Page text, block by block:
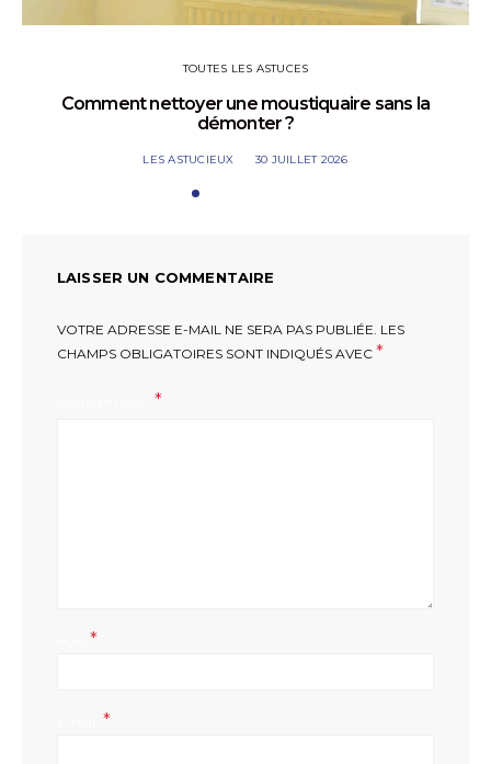
TOUTES LES ASTUCES
Comment nettoyer une moustiquaire sans la
démonter ?
LES ASTUCIEUX 30 JUILLET 2026
LAISSER UN COMMENTAIRE
VOTRE ADRESSE E-MAIL NE SERA PAS PUBLIÉE. LES
CHAMPS OBLIGATOIRES SONT INDIQUÉS AVEC *
*
*